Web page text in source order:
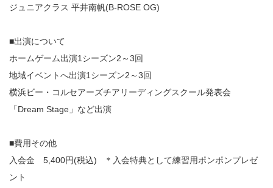
ジュニアクラス 平井南帆(B-ROSE OG)
■出演について
ホームゲーム出演1シーズン2～3回
地域イベントへ出演1シーズン2～3回
横浜ビー・コルセアーズチアリーディングスクール発表会
「Dream Stage」など出演
■費用その他
入会金 5,400円(税込) ＊入会特典として練習用ポンポンプレゼ
ント